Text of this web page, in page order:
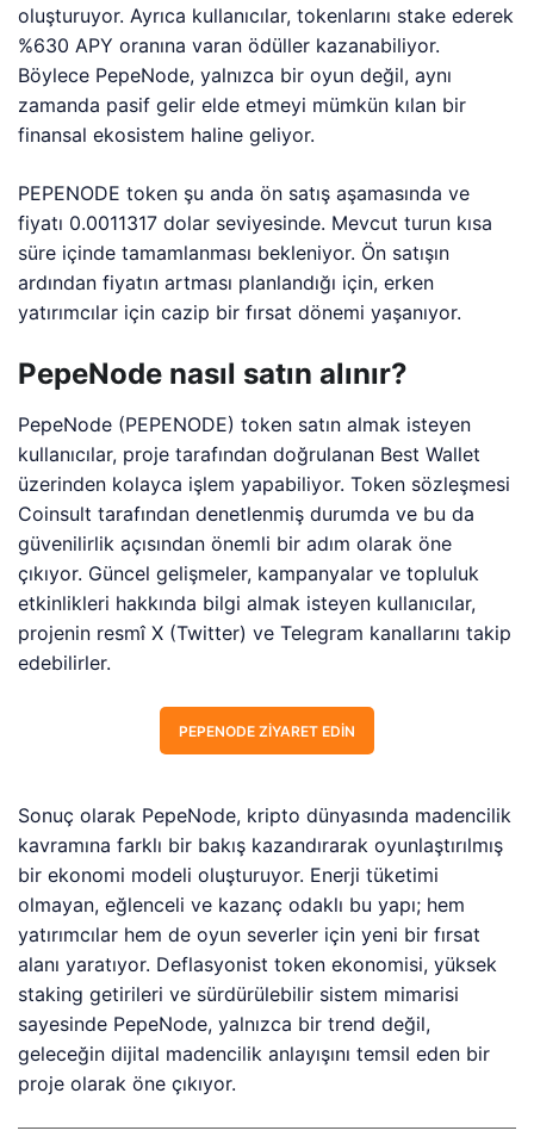
oluşturuyor. Ayrıca kullanıcılar, tokenlarını stake ederek
%630 APY oranına varan ödüller kazanabiliyor.
Böylece PepeNode, yalnızca bir oyun değil, aynı
zamanda pasif gelir elde etmeyi mümkün kılan bir
finansal ekosistem haline geliyor.
PEPENODE token şu anda ön satış aşamasında ve
fiyatı 0.0011317 dolar seviyesinde. Mevcut turun kısa
süre içinde tamamlanması bekleniyor. Ön satışın
ardından fiyatın artması planlandığı için, erken
yatırımcılar için cazip bir fırsat dönemi yaşanıyor.
PepeNode nasıl satın alınır?
PepeNode (PEPENODE) token satın almak isteyen
kullanıcılar, proje tarafından doğrulanan Best Wallet
üzerinden kolayca işlem yapabiliyor. Token sözleşmesi
Coinsult tarafından denetlenmiş durumda ve bu da
güvenilirlik açısından önemli bir adım olarak öne
çıkıyor. Güncel gelişmeler, kampanyalar ve topluluk
etkinlikleri hakkında bilgi almak isteyen kullanıcılar,
projenin resmî X (Twitter) ve Telegram kanallarını takip
edebilirler.
PEPENODE ZIYARET EDIN
Sonuç olarak PepeNode, kripto dünyasında madencilik
kavramına farklı bir bakış kazandırarak oyunlaştırılmış
bir ekonomi modeli oluşturuyor. Enerji tüketimi
olmayan, eğlenceli ve kazanç odaklı bu yapı; hem
yatırımcılar hem de oyun severler için yeni bir fırsat
alanı yaratıyor. Deflasyonist token ekonomisi, yüksek
staking getirileri ve sürdürülebilir sistem mimarisi
sayesinde PepeNode, yalnızca bir trend değil,
geleceğin dijital madencilik anlayışını temsil eden bir
proje olarak öne çıkıyor.